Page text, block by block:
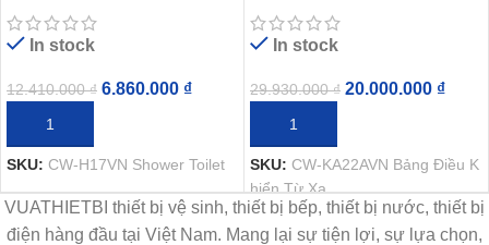
Shower Toilet
In stock
12.410.000₫ 6.860.000 ₫
THÊM VÀO GIỎ HÀNG
SKU: CW-H17VN Shower Toilet
Bảng Điều Khiển Từ Xa
In stock
29.930.000₫ 20.000.000 ₫
THÊM VÀO GIỎ HÀNG
SKU: CW-KA22AVN Bảng Điều K
hiển Từ Xa
VUATHIETBI thiết bị vệ sinh, thiết bị bếp, thiết bị nước, thiết bị
điện hàng đầu tại Việt Nam. Mang lại sự tiện lợi, sự lựa chọn,